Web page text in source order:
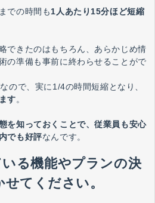
での時間も1人あたり15分ほど短縮
できたのはもちろん、あらかじめ情
の準備も事前に終わらせることがで
ので、実に1/4の時間短縮となり、
す。
を知っておくことで、従業員も安心
でも好評なんです。
る機能やプランの決
てください。